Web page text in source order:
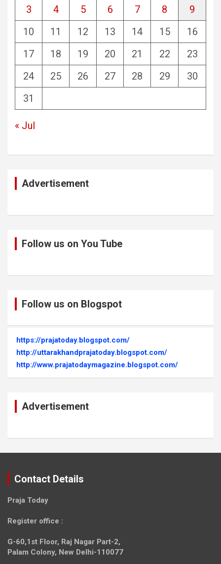
3
4 5 6 7 8
9
10
11 12 13 14 15
16
17
18 19 20 21 22
23
24
25 26 27 28 29
30
31
« Jul
Advertisement
Follow us on You Tube
Follow us on Blogspot
https://prajatoday.blogspot.com/
http://uttarakhandprajatoday.blogspot.com/
http://www.prajatodaymagazine.blogspot.com/
Advertisement
Contact Details
Praja Today
Register office :
G-60,1st Floor, Raj Nagar Part-2,
Palam Colony, New Delhi-110077